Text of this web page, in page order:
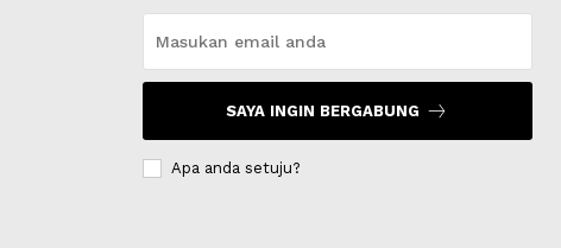
SAYA INGIN BERGABUNG
Apa anda setuju?